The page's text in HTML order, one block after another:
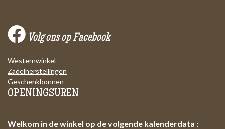
Volg ons op Facebook
Westernwinkel
Zadelherstellingen
Geschenkbonnen
OPENINGSUREN
Welkom in de winkel op de volgende kalenderdata :